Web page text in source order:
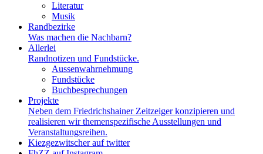
Literatur
Musik
Randbezirke
Was machen die Nachbarn?
Allerlei
Randnotizen und Fundstücke.
Aussenwahrnehmung
Fundstücke
Buchbesprechungen
Projekte
Neben dem Friedrichshainer Zeitzeiger konzipieren und
realisieren wir themenspezifische Ausstellungen und
Veranstaltungsreihen.
Kiezgezwitscher auf twitter